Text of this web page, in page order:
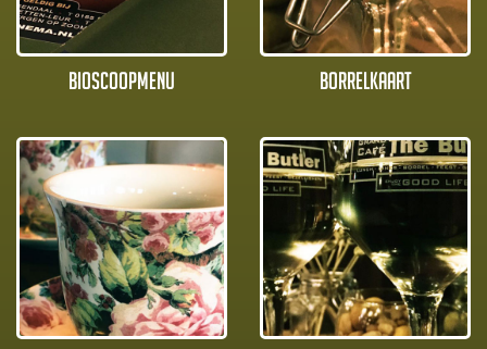
Bioscoopmenu Borrelkaart